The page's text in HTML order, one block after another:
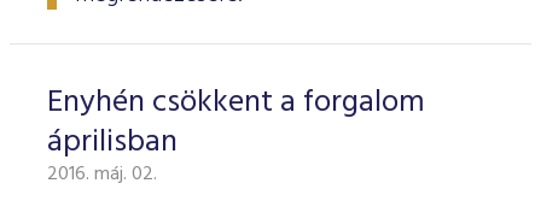
Enyhén csökkent a forgalom
áprilisban
2016. máj. 02.